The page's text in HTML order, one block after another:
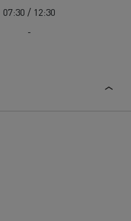
07:30 / 12:30
-